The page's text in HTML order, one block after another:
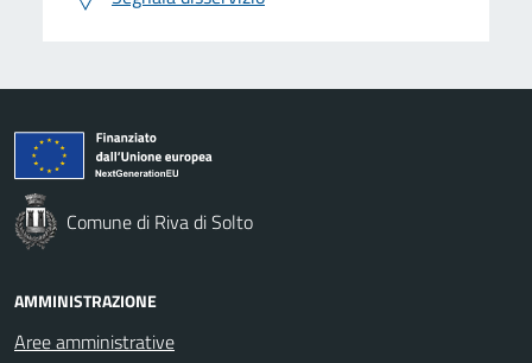
Comune di Riva di Solto
AMMINISTRAZIONE
Aree amministrative